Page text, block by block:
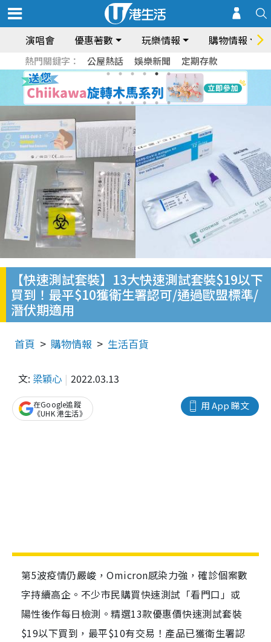
演唱會 優惠著數 玩樂情報 購物情報
熱門關鍵字： 公屋熱話 娛樂新聞 定期存款
【快速測試套裝】13大快速測試套裝$19以下
買到！最平$10獲衛生署認可/通過歐盟標準/
潛伏期適用
首頁 購物情報 生活百貨
文: 梁穎心 2022.03.13
用 App 睇文
在Google追蹤
《UHK 港生活》
第5波疫情仍嚴峻，Omicron感染力強，確診個案數
字持續高企。不少市民購買快速測試「看門口」或
陽性後作每日檢測。精選13款優惠價快速測試套裝
$19以下買到，最平$10有交易！產品已獲衛生署認